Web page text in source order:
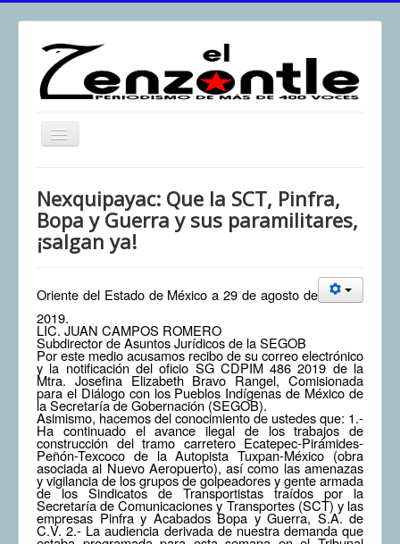
Toggle
El Zenzontle
Resistencia
Multimedia
Archivos
Contacto
Afirmación
COMUNERA 67 EN PDF numero de presentación de la
voz de la Casa de los pueblos
Nexquipayac: Que la SCT, Pinfra,
Bopa y Guerra y sus paramilitares,
¡salgan ya!
Oriente del Estado de México a 29 de agosto de
2019.
LIC. JUAN CAMPOS ROMERO
Subdirector de Asuntos Jurídicos de la SEGOB
Por este medio acusamos recibo de su correo electrónico
y la notificación del oficio SG CDPIM 486 2019 de la
Mtra. Josefina Elizabeth Bravo Rangel, Comisionada
para el Diálogo con los Pueblos Indígenas de México de
la Secretaría de Gobernación (SEGOB).
Asimismo, hacemos del conocimiento de ustedes que: 1.-
Ha continuado el avance ilegal de los trabajos de
construcción del tramo carretero Ecatepec-Pirámides-
Peñón-Texcoco de la Autopista Tuxpan-México (obra
asociada al Nuevo Aeropuerto), así como las amenazas
y vigilancia de los grupos de golpeadores y gente armada
de los Sindicatos de Transportistas traídos por la
Secretaría de Comunicaciones y Transportes (SCT) y las
empresas Pinfra y Acabados Bopa y Guerra, S.A. de
C.V. 2.- La audiencia derivada de nuestra demanda que